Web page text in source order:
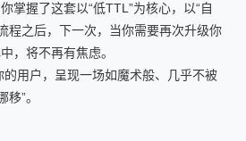
掌握了这套以“低TTL”为核心，以“自
程之后，下一次，当你需要再次升级你
，将不再有焦虑。
的用户，呈现一场如魔术般、几乎不被
”。